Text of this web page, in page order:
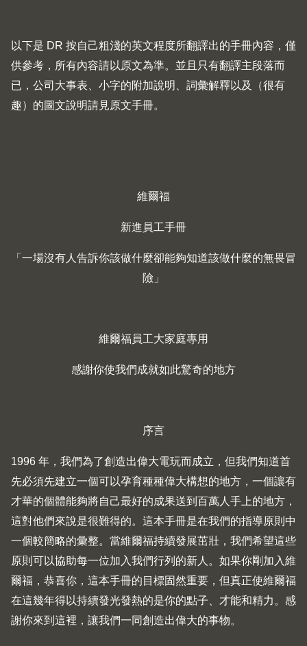
以下是 DR 按自己粗淺的英文程度所翻譯出的手冊內容，僅
供參考，所有內容請以原文為準。並且只有翻譯主段落而
已，公司大事表、小字的附加說明、詞彙解釋以及（很有
趣）的圖文說明請見原文手冊。
維爾福
新進員工手冊
「一場沒有人告訴你該做什麼卻能夠知道該做什麼的無畏冒
險」
維爾福員工大家庭專用
感謝你使我們成就如此驚奇的地方
序言
1996 年，我們為了創造出偉大電玩而成立，但我們知道首
先必須先建立一個可以孕育種種偉大構想的地方，一個讓有
才華的個體能夠將自己最好的成果送到百萬人手上的地方，
這對他們來說是很難得的。這本手冊是在我們的指導原則中
一個較簡略的彙整。當維爾福持續發展茁壯，我們希望這些
原則可以協助每一位加入我們行列的新人。如果你剛加入維
爾福，恭喜你，這本手冊的目標固然重要，但真正使維爾福
在這幾年得以持續發光發熱的是你的點子、才能和精力。感
謝你來到這裡，讓我們一同創造出偉大的事物。